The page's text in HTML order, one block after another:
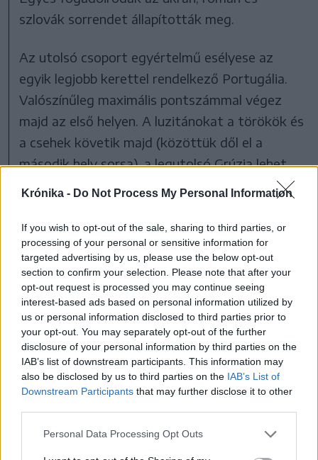
Krónika - Do Not Process My Personal Information
If you wish to opt-out of the sale, sharing to third parties, or
processing of your personal or sensitive information for
targeted advertising by us, please use the below opt-out
section to confirm your selection. Please note that after your
opt-out request is processed you may continue seeing
interest-based ads based on personal information utilized by
us or personal information disclosed to third parties prior to
your opt-out. You may separately opt-out of the further
disclosure of your personal information by third parties on the
IAB’s list of downstream participants. This information may
also be disclosed by us to third parties on the IAB’s List of
Downstream Participants that may further disclose it to other
Personal Data Processing Opt Outs
szlovák sorrendet állapították meg.
Az utolsó csoport egyértelmű esélyese az
egyik legjobb kerettel rendelkező Portugália.
Valószínűleg maximális pontszámmal végez
majd az első helyen. A luzitánokat a törökök és
a csehek követik majd (közöttük dől el a
második hely sorsa), a legutolsó Grúzia lehet,
amely újoncként vesz részt az Európa-
is már csodaszámba menne.